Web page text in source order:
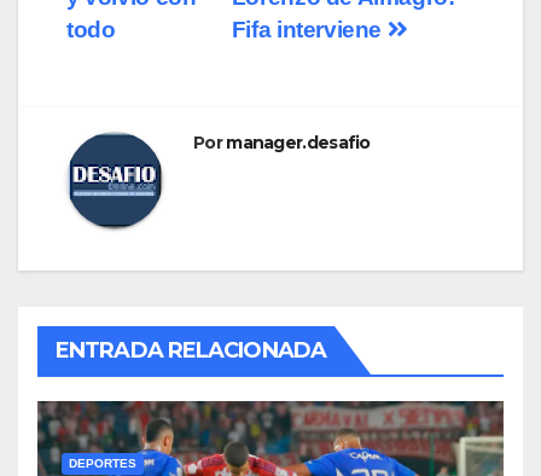
Fifa interviene
todo
Pormanager.desafio
ENTRADA RELACIONADA
DEPORTES